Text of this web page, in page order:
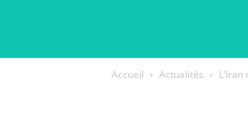
Accueil Actualités